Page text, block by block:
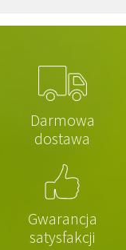
Darmowa
dostawa
Gwarancja
satysfakcji